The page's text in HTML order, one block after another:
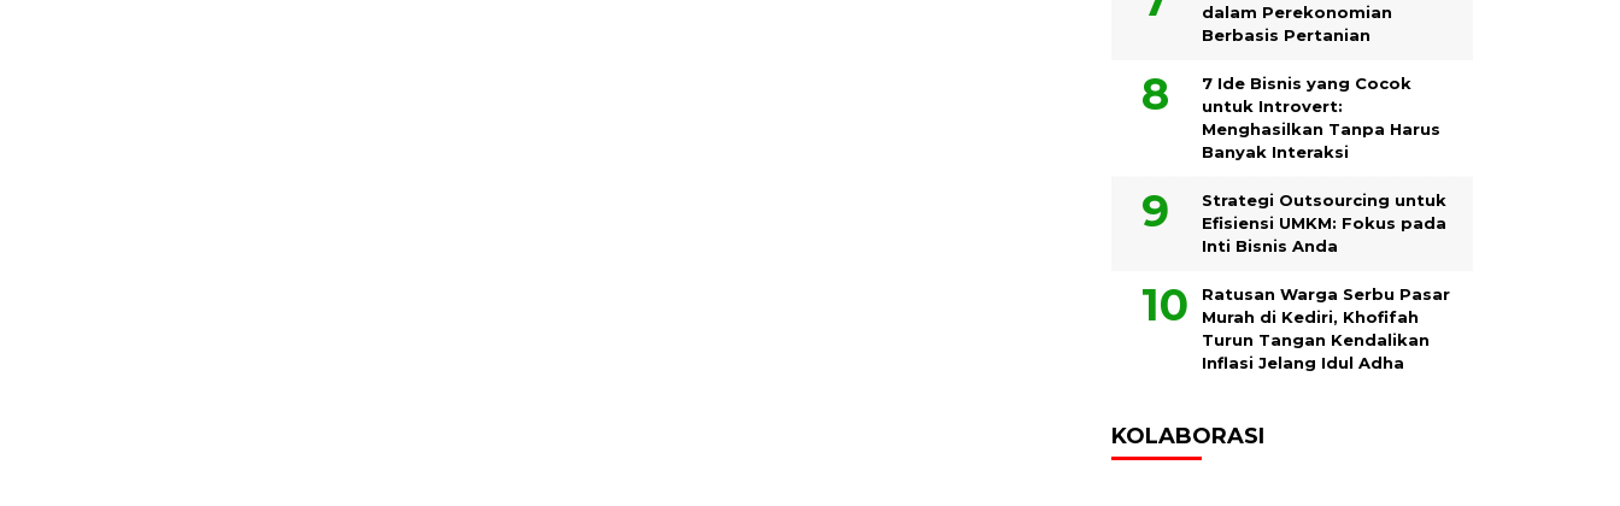
dalam Perekonomian
Berbasis Pertanian
7 Ide Bisnis yang Cocok
untuk Introvert:
Menghasilkan Tanpa Harus
Banyak Interaksi
Strategi Outsourcing untuk
Efisiensi UMKM: Fokus pada
Inti Bisnis Anda
Ratusan Warga Serbu Pasar
Murah di Kediri, Khofifah
Turun Tangan Kendalikan
Inflasi Jelang Idul Adha
KOLABORASI